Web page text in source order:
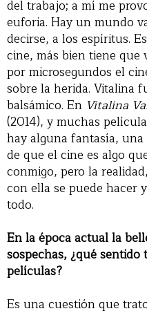
del trabajo; a mí me
euforia. Hay un mundo
decirse, a los espíritus.
cine, más bien tiene
por microsegundos el
sobre la herida. Vitalina
balsámico. En Vitalina
(2014), y muchas
hay alguna fantasía,
de que el cine es algo
conmigo, pero la
con ella se puede hacer
todo.
En la época actual la
sospechas, ¿qué
películas?
Es una cuestión que